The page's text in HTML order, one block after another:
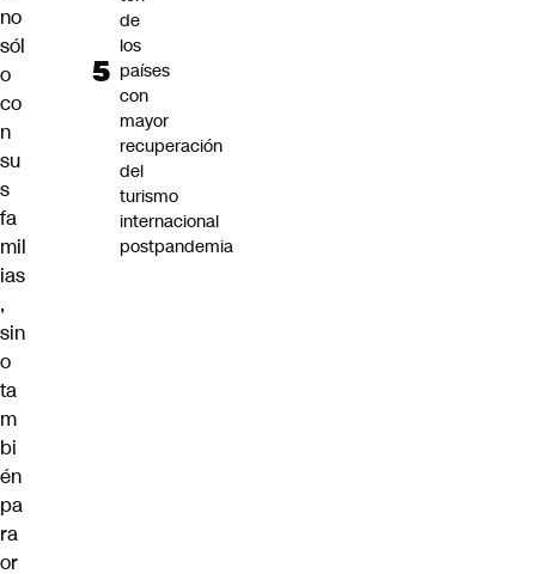
no
sól
o
co
n
su
s
fa
mil
ias
,
sin
o
ta
m
bi
én
pa
ra
or
de
los
países
con
mayor
recuperación
del
turismo
internacional
postpandemia